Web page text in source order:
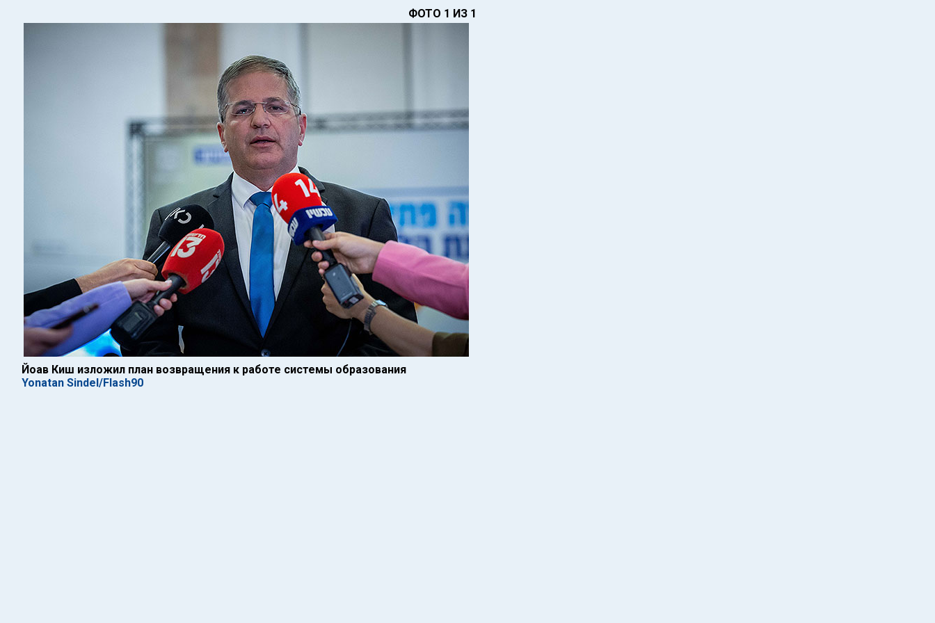
ФОТО 1 ИЗ 1
Йоав Киш изложил план возвращения к работе системы образования
Yonatan Sindel/Flash90